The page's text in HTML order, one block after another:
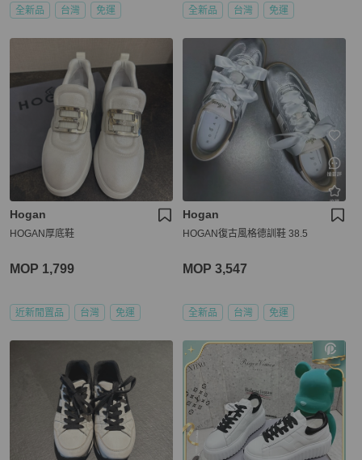
全新品 台灣 免運 全新品 台灣 免運
Hogan
HOGAN厚底鞋
MOP 1,799
近新閒置品 台灣 免運
Hogan
HOGAN復古風格德訓鞋 38.5
MOP 3,547
全新品 台灣 免運